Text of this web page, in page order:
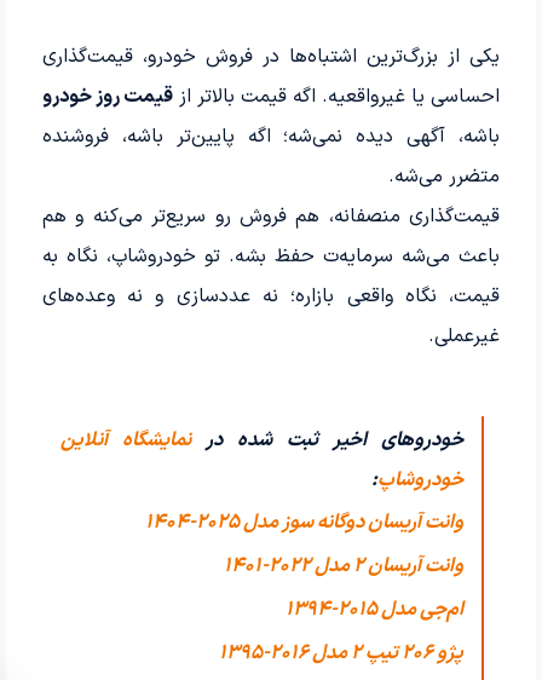
یکی از بزرگ‌ترین اشتباه‌ها در فروش خودرو، قیمت‌گذاری
احساسی یا غیرواقعیه. اگه قیمت بالاتر ازقیمت روز خودرو
باشه، آگهی دیده نمی‌شه؛ اگه پایین‌تر باشه، فروشنده
متضرر می‌شه.
قیمت‌گذاری منصفانه، هم فروش رو سریع‌تر می‌کنه و هم
باعث می‌شه سرمایه‌ت حفظ بشه. تو خودروشاپ، نگاه به
قیمت، نگاه واقعی بازاره؛ نه عددسازی و نه وعده‌های
غیرعملی.
خودروهای اخیر ثبت شده درنمایشگاه آنلاین
خودروشاپ:
وانت آریسان دوگانه سوز مدل 2025-1404
وانت آریسان 2 مدل 2022-1401
ام‌جی مدل 2015-1394
پژو 206 تیپ ۲ مدل 2016-1395